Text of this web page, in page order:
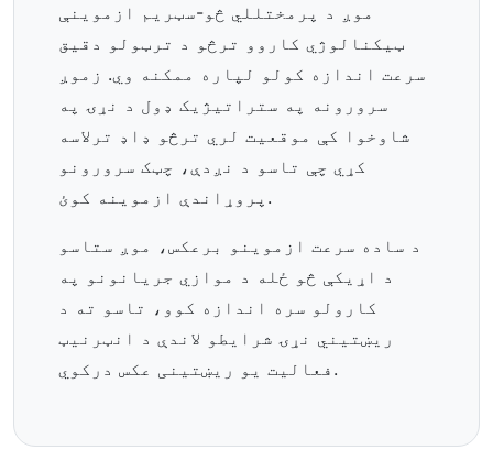
موږ د پرمختللي څو-سټریم ازموینې
ټیکنالوژي کاروو ترڅو د ترټولو دقیق
سرعت اندازه کولو لپاره ممکنه وي. زموږ
سرورونه په ستراتیژیک ډول د نړۍ په
شاوخوا کې موقعیت لري ترڅو ډاډ ترلاسه
کړي چې تاسو د نږدې، چټک سرورونو
پروړاندې ازموینه کوئ.
د ساده سرعت ازموینو برعکس، موږ ستاسو
د اړیکې څو ځله د موازي جریانونو په
کارولو سره اندازه کوو، تاسو ته د
ریښتیني نړۍ شرایطو لاندې د انټرنیټ
فعالیت یو ریښتینی عکس درکوي.